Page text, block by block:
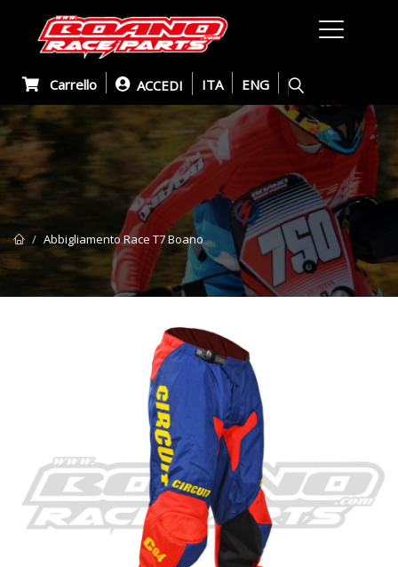
Carrello ACCEDI ITA ENG
Abbigliamento Race T7 Boano